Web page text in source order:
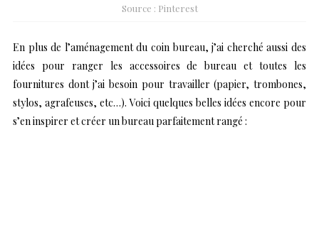
Source : Pinterest
En plus de l’aménagement du coin bureau, j’ai cherché aussi des
idées pour ranger les accessoires de bureau et toutes les
fournitures dont j’ai besoin pour travailler (papier, trombones,
stylos, agrafeuses, etc…). Voici quelques belles idées encore pour
s’en inspirer et créer un bureau parfaitement rangé :